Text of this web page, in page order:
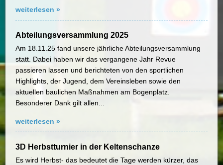
weiterlesen »
Abteilungsversammlung 2025
Am 18.11.25 fand unsere jährliche Abteilungsversammlung
statt. Dabei haben wir das vergangene Jahr Revue
passieren lassen und berichteten von den sportlichen
Highlights, der Jugend, dem Vereinsleben sowie den
aktuellen baulichen Maßnahmen am Bogenplatz.
Besonderer Dank gilt allen...
weiterlesen »
3D Herbstturnier in der Keltenschanze
Es wird Herbst- das bedeutet die Tage werden kürzer, das